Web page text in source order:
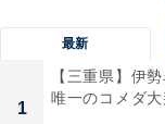
最新
1
【三重県】伊
唯一のコメダ